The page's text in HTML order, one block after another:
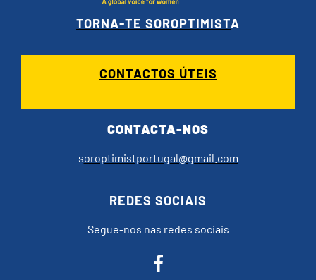
TORNA-TE SOROPTIMISTA
CONTACTOS ÚTEIS
CONTACTA-NOS
soroptimistportugal@gmail.com
REDES SOCIAIS
Segue-nos nas redes sociais